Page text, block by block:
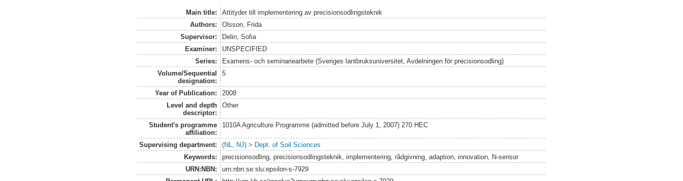
Main title:
Attityder till implementering av precisionsodlingsteknik
Authors:
Olsson, Frida
Supervisor:
Delin, Sofia
Examiner:
UNSPECIFIED
Series:
Examens- och seminariearbete (Sveriges lantbruksuniversitet, Avdelningen för precisionsodling)
Volume/Sequential
designation:
5
Year of Publication:
2008
Level and depth
descriptor:
Other
Student's programme
affiliation:
1010A Agriculture Programme (admitted before July 1, 2007) 270 HEC
Supervising department:
(NL, NJ) > Dept. of Soil Sciences
Keywords:
precisionsodling, precisionsodlingsteknik, implementering, rådgivning, adaption, innovation, N-sensor
URN:NBN:
urn:nbn:se:slu:epsilon-s-7929